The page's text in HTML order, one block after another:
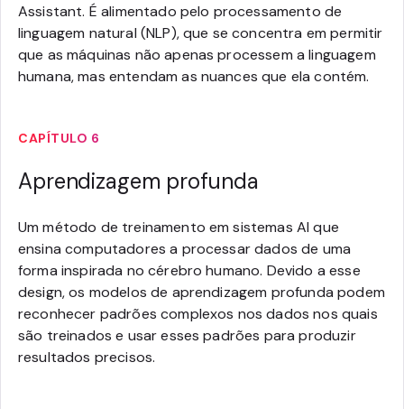
Assistant. É alimentado pelo processamento de
linguagem natural (NLP), que se concentra em permitir
que as máquinas não apenas processem a linguagem
humana, mas entendam as nuances que ela contém.
CAPÍTULO 6
Aprendizagem profunda
Um método de treinamento em sistemas AI que
ensina computadores a processar dados de uma
forma inspirada no cérebro humano. Devido a esse
design, os modelos de aprendizagem profunda podem
reconhecer padrões complexos nos dados nos quais
são treinados e usar esses padrões para produzir
resultados precisos.